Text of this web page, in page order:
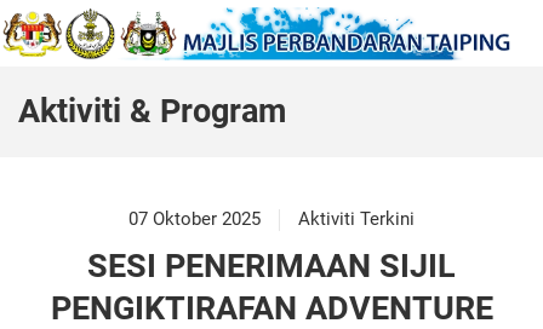
Aktiviti & Program
07 Oktober 2025 Aktiviti Terkini
SESI PENERIMAAN SIJIL
PENGIKTIRAFAN ADVENTURE